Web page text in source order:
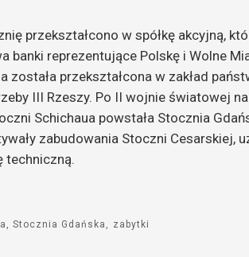
przekształcono w spółkę akcyjną,
banki reprezentujące Polskę i Wolne
została przekształcona w zakład
III Rzeszy. Po II wojnie światowej
Schichaua powstała Stocznia
zabudowania Stoczni Cesarskiej,
techniczną.
Stocznia Gdańska zabytki